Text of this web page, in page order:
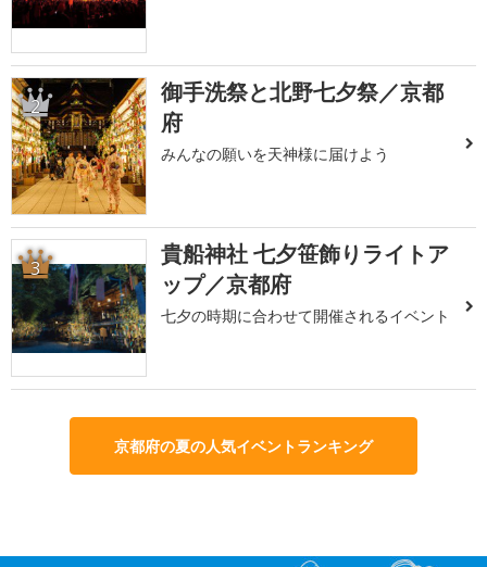
2
御手洗祭と北野七夕祭／京都
府
みんなの願いを天神様に届けよう
3
貴船神社 七夕笹飾りライトア
ップ／京都府
七夕の時期に合わせて開催されるイベント
京都府の夏の人気イベントランキング